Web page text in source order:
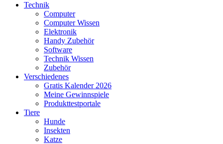
Technik
Computer
Computer Wissen
Elektronik
Handy Zubehör
Software
Technik Wissen
Zubehör
Verschiedenes
Gratis Kalender 2026
Meine Gewinnspiele
Produkttestportale
Tiere
Hunde
Insekten
Katze